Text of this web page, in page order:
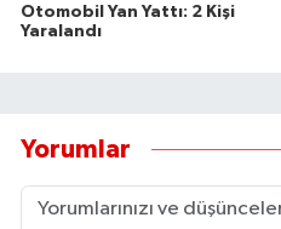
Otomobil Yan Yattı: 2 Kişi
Yaralandı
Yorumlar